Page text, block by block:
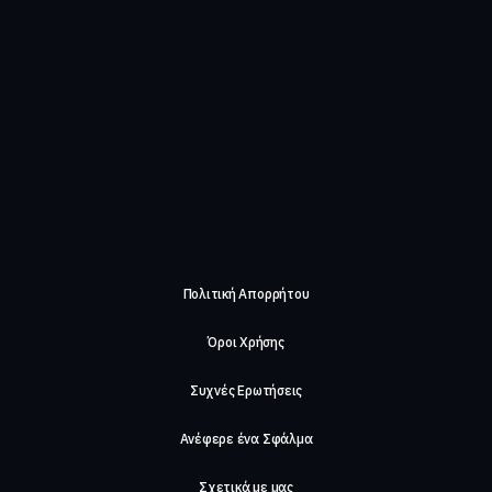
Πολιτική Απορρήτου
Όροι Χρήσης
Συχνές Ερωτήσεις
Ανέφερε ένα Σφάλμα
Σχετικά με μας